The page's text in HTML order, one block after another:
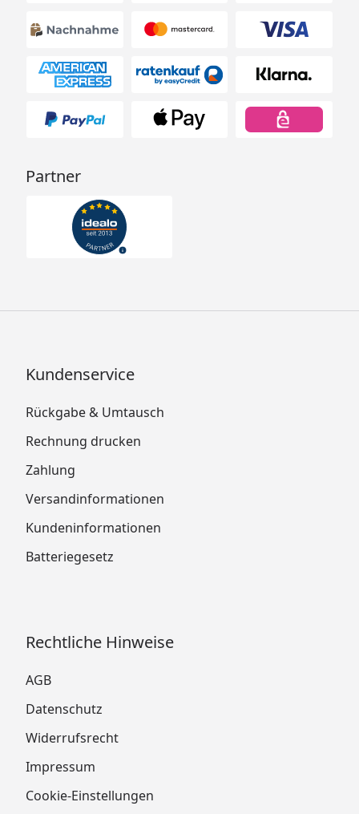
Partner
Kundenservice
Rückgabe & Umtausch
Rechnung drucken
Zahlung
Versandinformationen
Kundeninformationen
Batteriegesetz
Rechtliche Hinweise
AGB
Datenschutz
Widerrufsrecht
Impressum
Cookie-Einstellungen